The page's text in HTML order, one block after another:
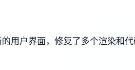
用户界面，修复了多个渲染和代